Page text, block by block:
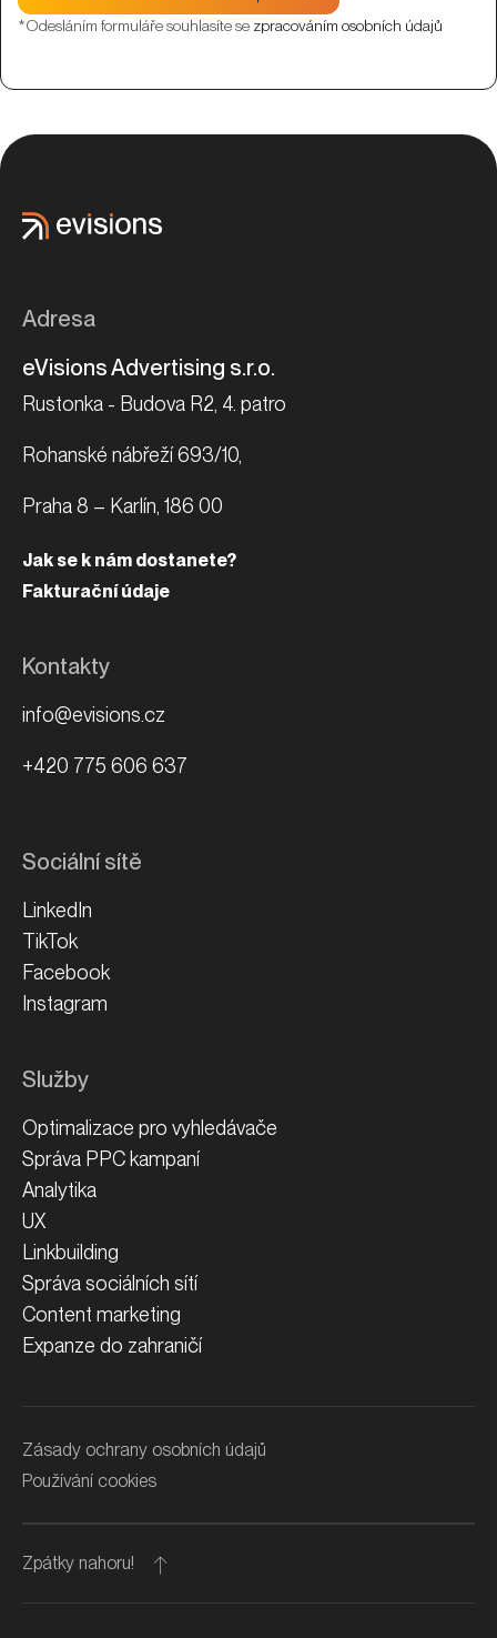
*Odesláním formuláře souhlasíte se zpracováním osobních údajů
Adresa
eVisions Advertising s.r.o.
Rustonka - Budova R2, 4. patro
Rohanské nábřeží 693/10,
Praha 8 – Karlín, 186 00
Jak se k nám dostanete?
Fakturační údaje
Kontakty
info@evisions.cz
+420 775 606 637
Sociální sítě
LinkedIn
TikTok
Facebook
Instagram
Služby
Optimalizace pro vyhledávače
Správa PPC kampaní
Analytika
UX
Linkbuilding
Správa sociálních sítí
Content marketing
Expanze do zahraničí
Zásady ochrany osobních údajů
Používání cookies
Zpátky nahoru!